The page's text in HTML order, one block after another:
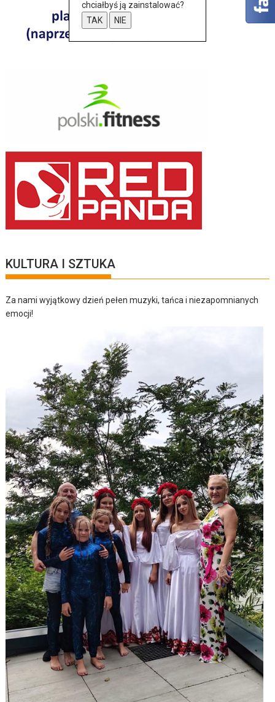
KULTURA I SZTUKA
Za nami wyjątkowy dzień pełen muzyki, tańca i niezapomnianych
emocji!
chciałbyś ją zainstalować?
TAK
NIE